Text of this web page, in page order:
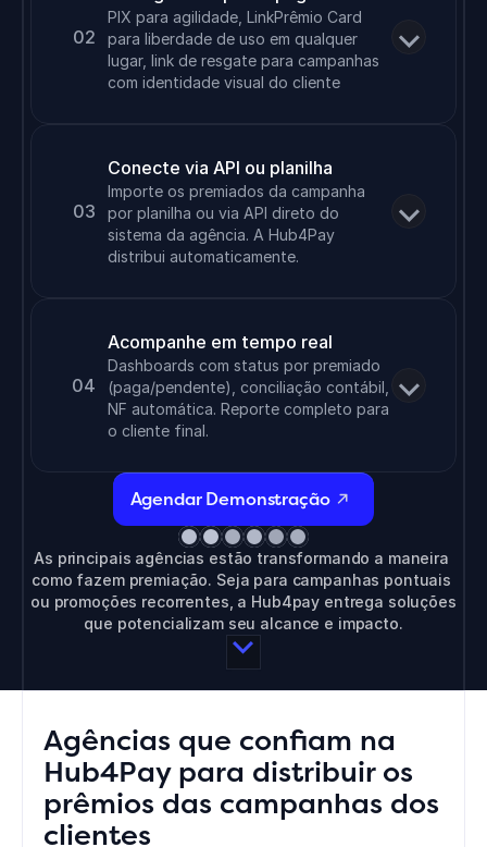
02
PIX para agilidade, LinkPrêmio Card
para liberdade de uso em qualquer
lugar, link de resgate para campanhas
com identidade visual do cliente
03
Conecte via API ou planilha
Importe os premiados da campanha
por planilha ou via API direto do
sistema da agência. A Hub4Pay
distribui automaticamente.
04
Acompanhe em tempo real
Dashboards com status por premiado
(paga/pendente), conciliação contábil,
NF automática. Reporte completo para
o cliente final.
Agendar Demonstração
As principais agências estão transformando a maneira
como fazem premiação. Seja para campanhas pontuais
ou promoções recorrentes, a Hub4pay entrega soluções
que potencializam seu alcance e impacto.
Agências que confiam na
Hub4Pay para distribuir os
prêmios das campanhas dos
clientes